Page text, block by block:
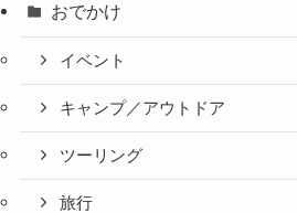
おでかけ
イベント
キャンプ／アウトドア
ツーリング
旅行